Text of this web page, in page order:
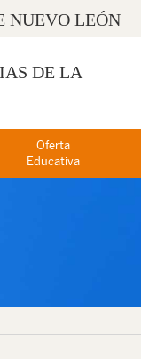
NUEVO LEÓN
DE LA
Oferta
Educativa